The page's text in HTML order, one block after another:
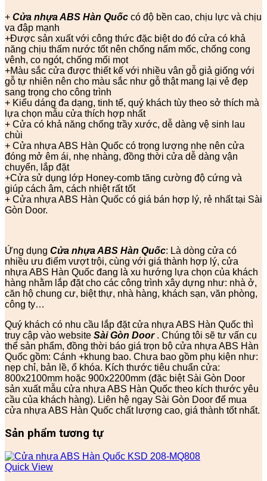
+ Cửa nhựa ABS Hàn Quốc có độ bền cao, chịu lực và chịu
va đập mạnh
+Được sản xuất với công thức đặc biệt do đó cửa có khả
năng chịu thấm nước tốt nên chống nấm mốc, chống cong
vênh, co ngót, chống mối mọt
+Màu sắc cửa được thiết kế với nhiều vân gỗ giả giống với
gỗ tự nhiên nên cho màu sắc như gỗ thật mang lại vẻ đẹp
sang trọng cho công trình
+ Kiểu dáng đa dạng, tinh tế, quý khách tùy theo sở thích mà
lựa chọn mẫu cửa thích hợp nhất
+ Cửa có khả năng chống trầy xước, dễ dàng vệ sinh lau
chùi
+ Cửa nhựa ABS Hàn Quốc có trọng lượng nhẹ nên cửa
đóng mở êm ái, nhẹ nhàng, đồng thời cửa dễ dàng vận
chuyển, lắp đặt
+Cửa sử dụng lớp Honey-comb tăng cường độ cứng và
giúp cách âm, cách nhiệt rất tốt
+ Cửa nhựa ABS Hàn Quốc có giá bán hợp lý, rẻ nhất tại Sài
Gòn Door.
Ứng dụng Cửa nhựa ABS Hàn Quốc: Là dòng cửa có
nhiều ưu điểm vượt trội, cùng với giá thành hợp lý, cửa
nhựa ABS Hàn Quốc đang là xu hướng lựa chọn của khách
hàng nhằm lắp đặt cho các công trình xây dựng như: nhà ở,
căn hộ chung cư, biệt thự, nhà hàng, khách sạn, văn phòng,
công ty…
Quý khách có nhu cầu lắp đặt cửa nhựa ABS Hàn Quốc thì
truy cập vào website Sài Gòn Door. Chúng tôi sẽ tư vấn cụ
thể sản phẩm, đồng thời báo giá trọn bộ cửa nhựa ABS Hàn
Quốc gồm: Cánh +khung bao. Chưa bao gồm phụ kiện như:
nẹp chỉ, bản lề, ổ khóa. Kích thước tiêu chuẩn cửa:
800x2100mm hoặc 900x2200mm (đặc biệt Sài Gòn Door
sản xuất mẫu cửa nhựa ABS Hàn Quốc theo kích thước yêu
cầu của khách hàng). Liên hệ ngay Sài Gòn Door để mua
cửa nhựa ABS Hàn Quốc chất lượng cao, giá thành tốt nhất.
Sản phẩm tương tự
Quick View